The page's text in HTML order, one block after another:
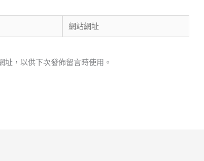
站
址
，以供下次發佈留言時使用。